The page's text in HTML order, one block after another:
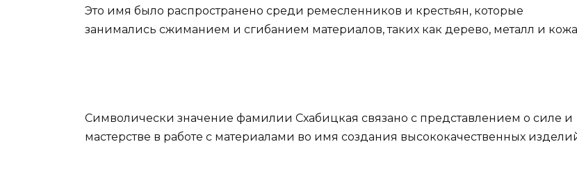
Это имя было распространено среди ремесленников и крестьян, которые
занимались сжиманием и сгибанием материалов, таких как дерево, металл и
Символически значение фамилии Схабицкая связано с представлением о силе и
мастерстве в работе с материалами во имя создания высококачественных